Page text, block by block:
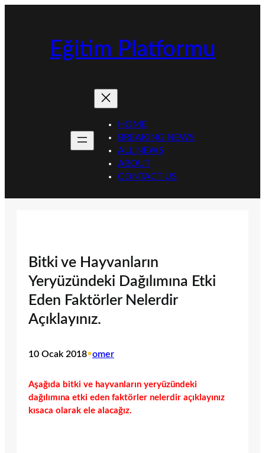
Eğitim Platformu
HOME
BREAKING NEWS
ALL NEWS
ABOUT
CONTACT US
Bitki ve Hayvanların
Yeryüzündeki Dağılımına Etki
Eden Faktörler Nelerdir
Açıklayınız.
10 Ocak 2018•omer
Aşağıda bitki ve hayvanların yeryüzündeki
dağılımına etki eden faktörler nelerdir açıklayınız
kısaca olarak ele alacağız.